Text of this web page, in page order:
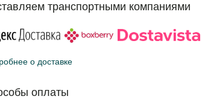
транспортными компаниями
о доставке
оплаты